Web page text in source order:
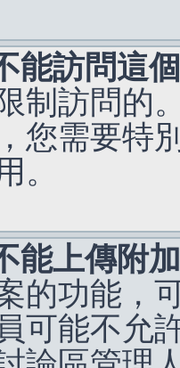
能訪問這
制訪問的
您需要特
。
能上傳附
的功能，
可能不允